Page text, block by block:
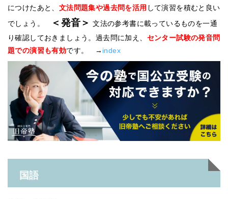
につけたあと、 文法問題集や過去問を活用 して演習を積むと良い
でしょう。
＜発音＞ 文法の参考書に載っているものを一通
り確認しておきましょう。過去問に加え、 センター試験の発音問
題での演習も有効です。 → index
国語